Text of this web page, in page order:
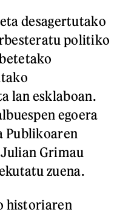
desagertutako
politiko
lan esklaboan.
egoera
Publikoaren
Grimau
zuena.
historiaren